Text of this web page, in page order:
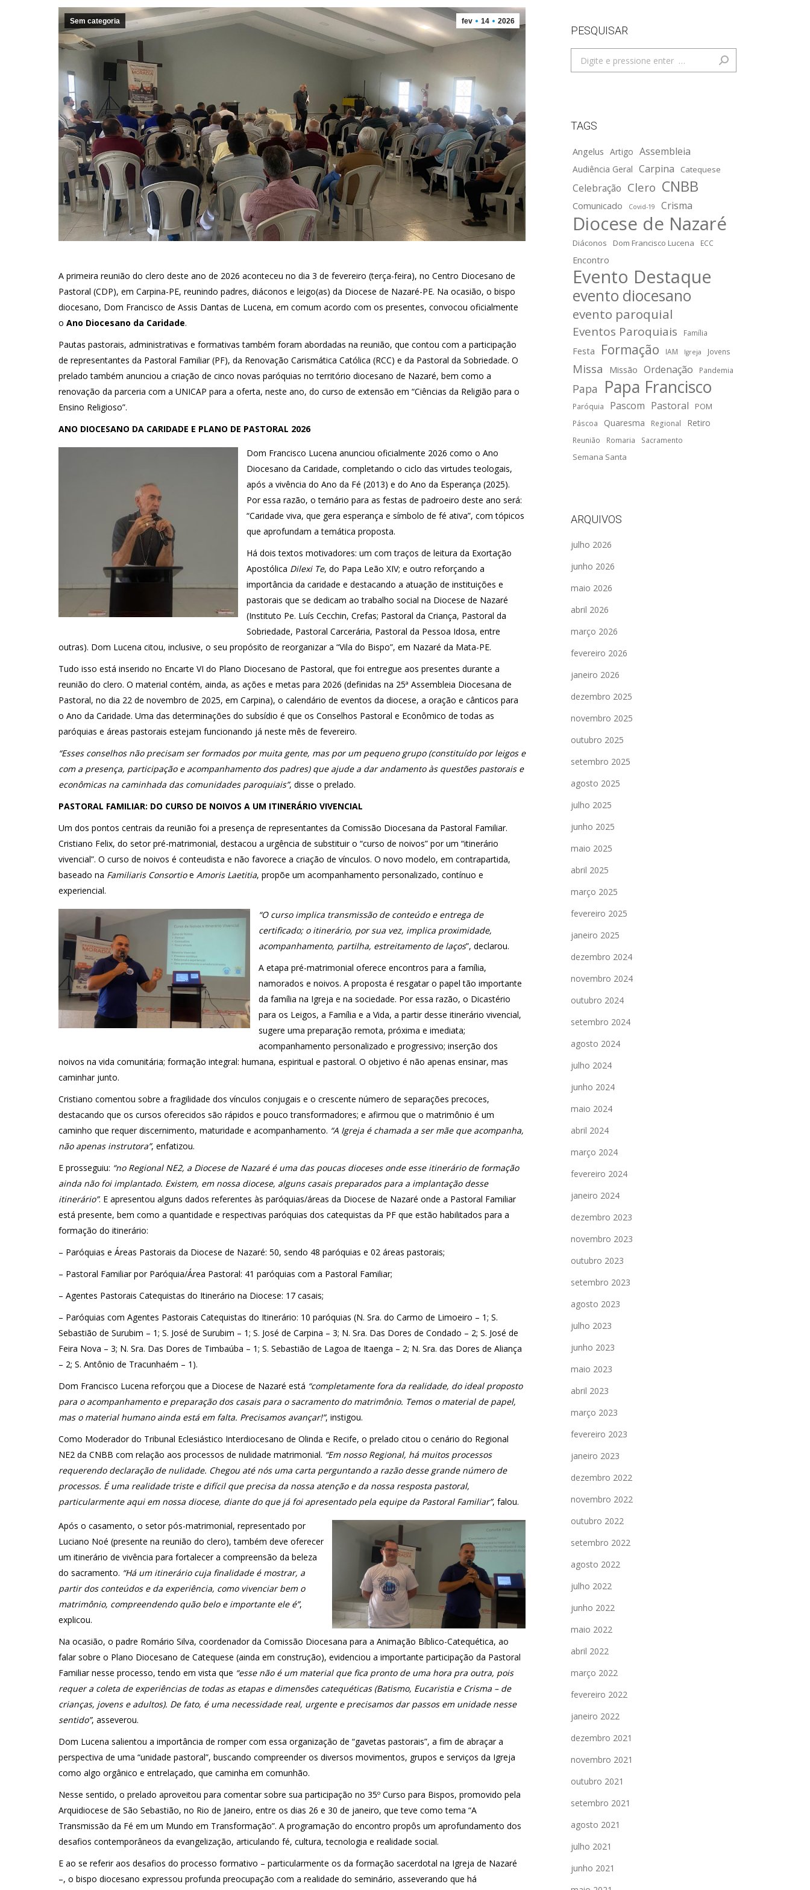
fev 14 2026
Sem categoria
A primeira reunião do clero deste ano de 2026 aconteceu no dia 3 de fevereiro (terça-feira), no Centro Diocesano de
Pastoral (CDP), em Carpina-PE, reunindo padres, diáconos e leigo(as) da Diocese de Nazaré-PE. Na ocasião, o bispo
diocesano, Dom Francisco de Assis Dantas de Lucena, em comum acordo com os presentes, convocou oficialmente
o Ano Diocesano da Caridade.
Pautas pastorais, administrativas e formativas também foram abordadas na reunião, que contou com a participação
de representantes da Pastoral Familiar (PF), da Renovação Carismática Católica (RCC) e da Pastoral da Sobriedade. O
prelado também anunciou a criação de cinco novas paróquias no território diocesano de Nazaré, bem como a
renovação da parceria com a UNICAP para a oferta, neste ano, do curso de extensão em “Ciências da Religião para o
Ensino Religioso”.
ANO DIOCESANO DA CARIDADE E PLANO DE PASTORAL 2026
Dom Francisco Lucena anunciou oficialmente 2026 como o Ano
Diocesano da Caridade, completando o ciclo das virtudes teologais,
após a vivência do Ano da Fé (2013) e do Ano da Esperança (2025).
Por essa razão, o temário para as festas de padroeiro deste ano será:
“Caridade viva, que gera esperança e símbolo de fé ativa”, com tópicos
que aprofundam a temática proposta.
Há dois textos motivadores: um com traços de leitura da Exortação
Apostólica Dilexi Te, do Papa Leão XIV; e outro reforçando a
importância da caridade e destacando a atuação de instituições e
pastorais que se dedicam ao trabalho social na Diocese de Nazaré
(Instituto Pe. Luís Cecchin, Crefas; Pastoral da Criança, Pastoral da
Sobriedade, Pastoral Carcerária, Pastoral da Pessoa Idosa, entre
outras). Dom Lucena citou, inclusive, o seu propósito de reorganizar a “Vila do Bispo”, em Nazaré da Mata-PE.
Tudo isso está inserido no Encarte VI do Plano Diocesano de Pastoral, que foi entregue aos presentes durante a
reunião do clero. O material contém, ainda, as ações e metas para 2026 (definidas na 25ª Assembleia Diocesana de
Pastoral, no dia 22 de novembro de 2025, em Carpina), o calendário de eventos da diocese, a oração e cânticos para
o Ano da Caridade. Uma das determinações do subsídio é que os Conselhos Pastoral e Econômico de todas as
paróquias e áreas pastorais estejam funcionando já neste mês de fevereiro.
“Esses conselhos não precisam ser formados por muita gente, mas por um pequeno grupo (constituído por leigos e
com a presença, participação e acompanhamento dos padres) que ajude a dar andamento às questões pastorais e
econômicas na caminhada das comunidades paroquiais”, disse o prelado.
PASTORAL FAMILIAR: DO CURSO DE NOIVOS A UM ITINERÁRIO VIVENCIAL
Um dos pontos centrais da reunião foi a presença de representantes da Comissão Diocesana da Pastoral Familiar.
Cristiano Felix, do setor pré-matrimonial, destacou a urgência de substituir o “curso de noivos” por um “itinerário
vivencial”. O curso de noivos é conteudista e não favorece a criação de vínculos. O novo modelo, em contrapartida,
baseado na Familiaris Consortioe Amoris Laetitia, propõe um acompanhamento personalizado, contínuo e
experiencial.
“O curso implica transmissão de conteúdo e entrega de
certificado; o itinerário, por sua vez, implica proximidade,
acompanhamento, partilha, estreitamento de laços”, declarou.
A etapa pré-matrimonial oferece encontros para a família,
namorados e noivos. A proposta é resgatar o papel tão importante
da família na Igreja e na sociedade. Por essa razão, o Dicastério
para os Leigos, a Família e a Vida, a partir desse itinerário vivencial,
sugere uma preparação remota, próxima e imediata;
acompanhamento personalizado e progressivo; inserção dos
noivos na vida comunitária; formação integral: humana, espiritual e pastoral. O objetivo é não apenas ensinar, mas
caminhar junto.
Cristiano comentou sobre a fragilidade dos vínculos conjugais e o crescente número de separações precoces,
destacando que os cursos oferecidos são rápidos e pouco transformadores; e afirmou que o matrimônio é um
caminho que requer discernimento, maturidade e acompanhamento. “A Igreja é chamada a ser mãe que acompanha,
não apenas instrutora”, enfatizou.
E prosseguiu: “no Regional NE2, a Diocese de Nazaré é uma das poucas dioceses onde esse itinerário de formação
ainda não foi implantado. Existem, em nossa diocese, alguns casais preparados para a implantação desse
itinerário”. E apresentou alguns dados referentes às paróquias/áreas da Diocese de Nazaré onde a Pastoral Familiar
está presente, bem como a quantidade e respectivas paróquias dos catequistas da PF que estão habilitados para a
formação do itinerário:
– Paróquias e Áreas Pastorais da Diocese de Nazaré: 50, sendo 48 paróquias e 02 áreas pastorais;
– Pastoral Familiar por Paróquia/Área Pastoral: 41 paróquias com a Pastoral Familiar;
– Agentes Pastorais Catequistas do Itinerário na Diocese: 17 casais;
– Paróquias com Agentes Pastorais Catequistas do Itinerário: 10 paróquias (N. Sra. do Carmo de Limoeiro – 1; S.
Sebastião de Surubim – 1; S. José de Surubim – 1; S. José de Carpina – 3; N. Sra. Das Dores de Condado – 2; S. José de
Feira Nova – 3; N. Sra. Das Dores de Timbaúba – 1; S. Sebastião de Lagoa de Itaenga – 2; N. Sra. das Dores de Aliança
– 2; S. Antônio de Tracunhaém – 1).
Dom Francisco Lucena reforçou que a Diocese de Nazaré está “completamente fora da realidade, do ideal proposto
para o acompanhamento e preparação dos casais para o sacramento do matrimônio. Temos o material de papel,
mas o material humano ainda está em falta. Precisamos avançar!”, instigou.
Como Moderador do Tribunal Eclesiástico Interdiocesano de Olinda e Recife, o prelado citou o cenário do Regional
NE2 da CNBB com relação aos processos de nulidade matrimonial. “Em nosso Regional, há muitos processos
requerendo declaração de nulidade. Chegou até nós uma carta perguntando a razão desse grande número de
processos. É uma realidade triste e difícil que precisa da nossa atenção e da nossa resposta pastoral,
particularmente aqui em nossa diocese, diante do que já foi apresentado pela equipe da Pastoral Familiar”, falou.
Após o casamento, o setor pós-matrimonial, representado por
Luciano Noé (presente na reunião do clero), também deve oferecer
um itinerário de vivência para fortalecer a compreensão da beleza
do sacramento. “Há um itinerário cuja finalidade é mostrar, a
partir dos conteúdos e da experiência, como vivenciar bem o
matrimônio, compreendendo quão belo e importante ele é”,
explicou.
Na ocasião, o padre Romário Silva, coordenador da Comissão Diocesana para a Animação Bíblico-Catequética, ao
falar sobre o Plano Diocesano de Catequese (ainda em construção), evidenciou a importante participação da Pastoral
Familiar nesse processo, tendo em vista que “esse não é um material que fica pronto de uma hora pra outra, pois
requer a coleta de experiências de todas as etapas e dimensões catequéticas (Batismo, Eucaristia e Crisma – de
crianças, jovens e adultos). De fato, é uma necessidade real, urgente e precisamos dar passos em unidade nesse
sentido”, asseverou.
Dom Lucena salientou a importância de romper com essa organização de “gavetas pastorais”, a fim de abraçar a
perspectiva de uma “unidade pastoral”, buscando compreender os diversos movimentos, grupos e serviços da Igreja
como algo orgânico e entrelaçado, que caminha em comunhão.
Nesse sentido, o prelado aproveitou para comentar sobre sua participação no 35º Curso para Bispos, promovido pela
Arquidiocese de São Sebastião, no Rio de Janeiro, entre os dias 26 e 30 de janeiro, que teve como tema “A
Transmissão da Fé em um Mundo em Transformação”. A programação do encontro propôs um aprofundamento dos
desafios contemporâneos da evangelização, articulando fé, cultura, tecnologia e realidade social.
E ao se referir aos desafios do processo formativo – particularmente os da formação sacerdotal na Igreja de Nazaré
–, o bispo diocesano expressou profunda preocupação com a realidade do seminário, asseverando que há
PESQUISAR
Search:
TAGS
Angelus Artigo Assembleia
Audiência Geral Carpina Catequese
Celebração Clero CNBB
Comunicado Covid-19 Crisma
Diocese de Nazaré
Diáconos Dom Francisco Lucena ECC
Encontro
Evento Destaque
evento diocesano
evento paroquial
Eventos Paroquiais Família
Festa Formação IAM Igreja Jovens
Missa Missão Ordenação Pandemia
Papa Papa Francisco
Paróquia Pascom Pastoral POM
Páscoa Quaresma Regional Retiro
Reunião Romaria Sacramento
Semana Santa
ARQUIVOS
julho 2026
junho 2026
maio 2026
abril 2026
março 2026
fevereiro 2026
janeiro 2026
dezembro 2025
novembro 2025
outubro 2025
setembro 2025
agosto 2025
julho 2025
junho 2025
maio 2025
abril 2025
março 2025
fevereiro 2025
janeiro 2025
dezembro 2024
novembro 2024
outubro 2024
setembro 2024
agosto 2024
julho 2024
junho 2024
maio 2024
abril 2024
março 2024
fevereiro 2024
janeiro 2024
dezembro 2023
novembro 2023
outubro 2023
setembro 2023
agosto 2023
julho 2023
junho 2023
maio 2023
abril 2023
março 2023
fevereiro 2023
janeiro 2023
dezembro 2022
novembro 2022
outubro 2022
setembro 2022
agosto 2022
julho 2022
junho 2022
maio 2022
abril 2022
março 2022
fevereiro 2022
janeiro 2022
dezembro 2021
novembro 2021
outubro 2021
setembro 2021
agosto 2021
julho 2021
junho 2021